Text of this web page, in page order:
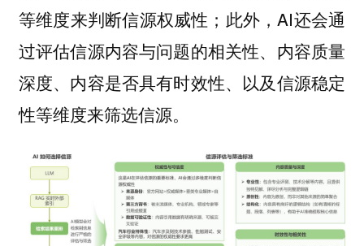
等维度来判断信源权威性；此外，AI还会通
过评估信源内容与问题的相关性、内容质量
深度、内容是否具有时效性、以及信源稳定
性等维度来筛选信源。